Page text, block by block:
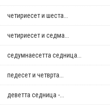
четириесет и шеста...
четириесет и седма...
седумнаесетта седница...
педесет и четврта...
деветта седница -...